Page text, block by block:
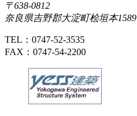
〒638-0812
奈良県吉野郡大淀町桧垣本1589
TEL：0747-52-3535
FAX：0747-54-2200